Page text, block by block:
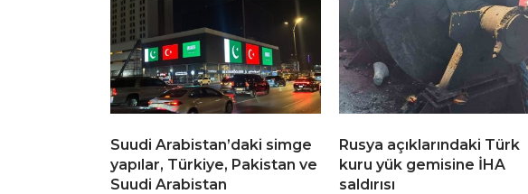
Suudi Arabistan’daki simge
yapılar, Türkiye, Pakistan ve
Suudi Arabistan
Rusya açıklarındaki Türk
kuru yük gemisine İHA
saldırısı